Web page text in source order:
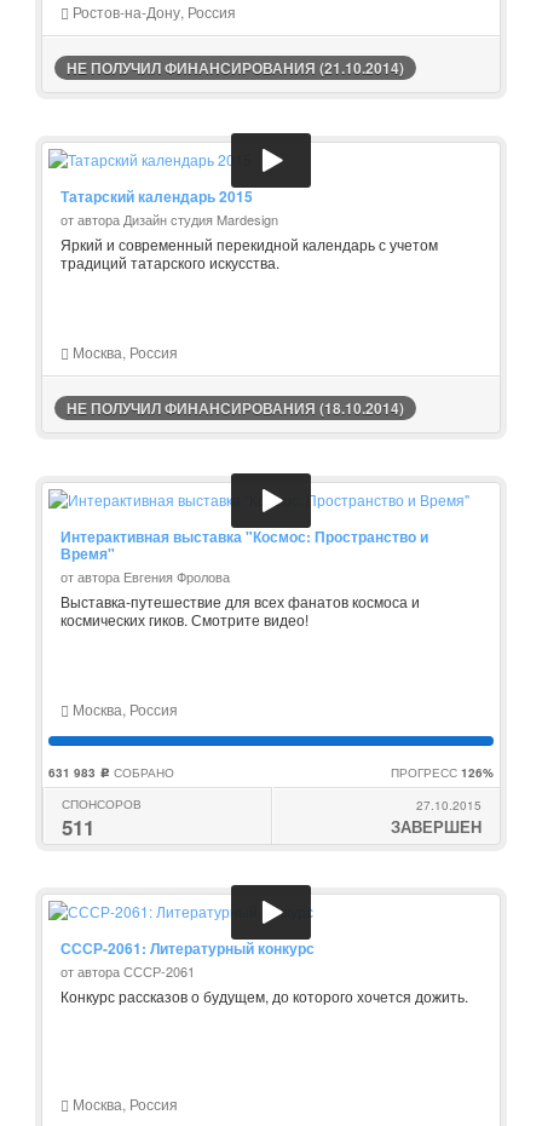
Ростов-на-Дону, Россия
НЕ ПОЛУЧИЛ ФИНАНСИРОВАНИЯ (21.10.2014)
Татарский календарь 2015
от автора Дизайн студия Mardesign
Яркий и современный перекидной календарь с учетом
традиций татарского искусства.
Москва, Россия
НЕ ПОЛУЧИЛ ФИНАНСИРОВАНИЯ (18.10.2014)
Интерактивная выставка "Космос: Пространство и
Время"
от автора Евгения Фролова
Выставка-путешествие для всех фанатов космоса и
космических гиков. Смотрите видео!
Москва, Россия
631 983 c СОБРАНО ПРОГРЕСС 126%
СПОНСОРОВ
511
27.10.2015
ЗАВЕРШЕН
СССР-2061: Литературный конкурс
от автора СССР-2061
Конкурс рассказов о будущем, до которого хочется дожить.
Москва, Россия